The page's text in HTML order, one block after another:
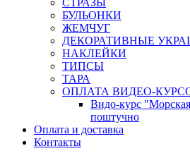
СТРАЗЫ
БУЛЬОНКИ
ЖЕМЧУГ
ДЕКОРАТИВНЫЕ
НАКЛЕЙКИ
ТИПСЫ
ТАРА
ОПЛАТА ВИДЕО-
Видо-курс
поштучно
Оплата и доставка
Контакты